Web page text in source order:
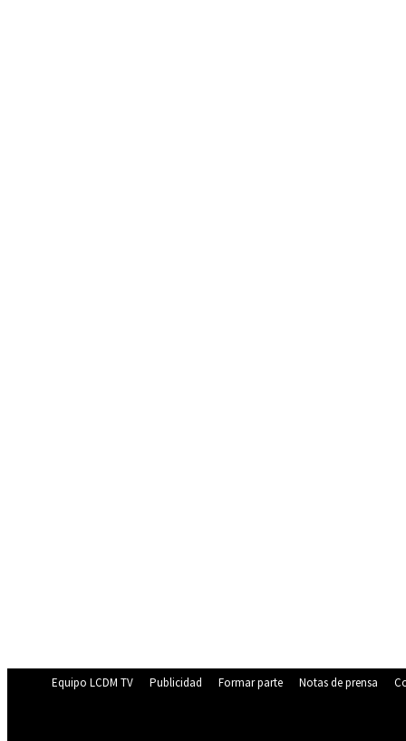
Equipo LCDM TV Publicidad Formar parte Notas de prensa